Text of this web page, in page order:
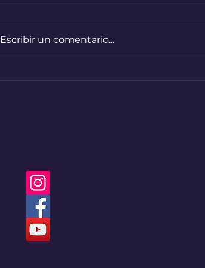
Escribir un comentario...